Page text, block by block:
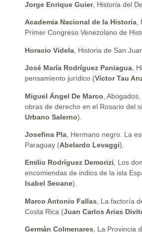
Jorge Enrique Guier, Historia del
Academia Nacional de la Historia,
Primer Congreso Venezolano de
Horacio Videla , Historia de San
José María Rodríguez Paniagua ,
pensamiento jurídico (Víctor Tau
Miguel Ángel De Marco ,
obras de derecho en el Rosario del
Urbano Salerno).
Josefina Pla , Hermano negro. La
Paraguay (Abelardo Levaggi).
Emilio Rodríguez Demorizi, Los
encomiendas de indios de la isla
Isabel Seoane).
Marco Antonio Fallas , La factoría
Costa Rica (Juan Carlos Arias
Germán Colmenares , La Provincia